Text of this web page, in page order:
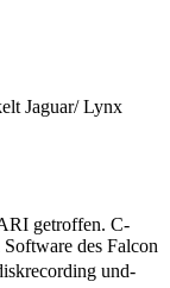
Jaguar/ Lynx
getroffen. C-
des Falcon
und-